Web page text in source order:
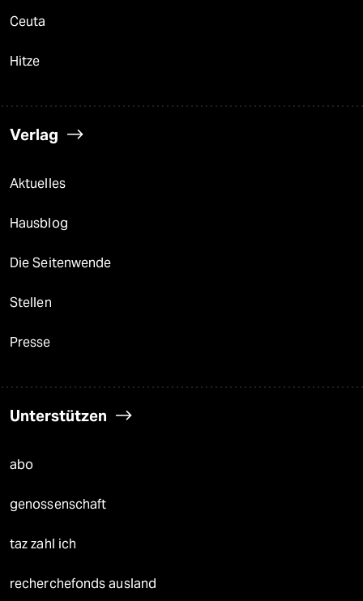
Ceuta
Hitze
Verlag
Aktuelles
Hausblog
Die Seitenwende
Stellen
Presse
Unterstützen
abo
genossenschaft
taz zahl ich
recherchefonds ausland